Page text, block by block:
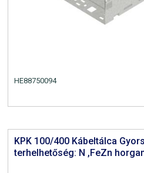
HE88750094
KPK 100/400 Kábeltálca
terhelhetőség: N ,FeZn